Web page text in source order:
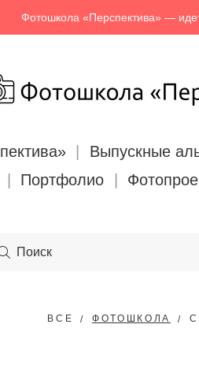
Выпускные
Портфолио
ВСЕ ФОТОШКОЛА
Фотошкола «Перспектива» — идет